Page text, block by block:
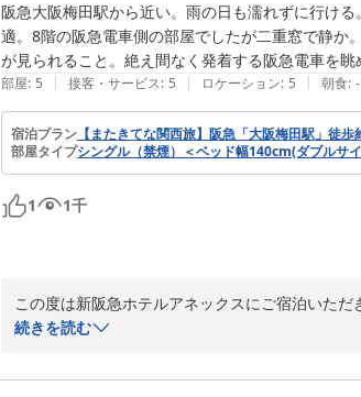
阪急大阪梅田駅から近い。雨の日も濡れずに行け
適。8階の阪急電車側の部屋でしたが二重窓で静か
が見られること。絶え間なく発着する阪急電車を
部屋: 5 | 接客・サービス: 5 | ロケーション: 5 | 朝食: -
宿泊プラン 【またきてな関西旅】阪急「大阪梅田駅」徒
部屋タイプシングル（禁煙）＜ベッド幅140cm(ダブルサ
1 1千
この度は新阪急ホテルアネックスにご宿泊いただ
部屋の設備や景観へのお褒めのお言葉を頂戴し大
新阪急ホテルアネックス　フロント係
続きを読む